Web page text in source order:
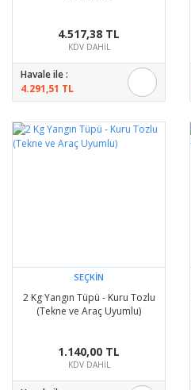
4.517,38 TL
KDV DAHİL
Havale ile :
4.291,51 TL
SEÇKİN
2 Kg Yangın Tüpü - Kuru Tozlu
(Tekne ve Araç Uyumlu)
1.140,00 TL
KDV DAHİL